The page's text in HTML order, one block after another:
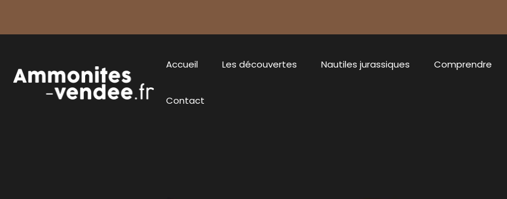
Accueil Les découvertes Nautiles jurassiques Comprendre
Contact